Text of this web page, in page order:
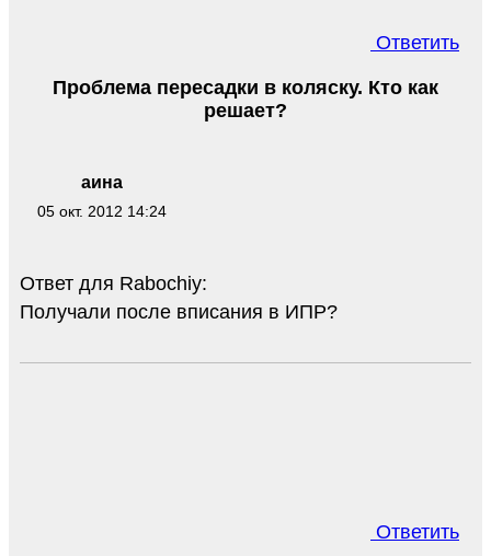
Ответить
аина
05 окт. 2012 14:24
Проблема пересадки в коляску. Кто как
решает?
Ответ для Rabochiy:
Получали после вписания в ИПР?
Ответить